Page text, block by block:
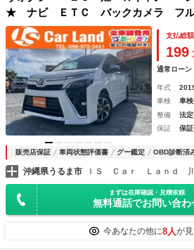
★ ナビ ＥＴＣ バックカメラ フル
ｏｏｔｈ ＤＶＤ再生 両側パワース
２０２５年製造タイヤ サンシェード
支払総額
199
通常ローン
年式
車検
車
整備
法
保証
保
販売店保証 車両状態評価書 グー鑑定 OBD診断済
沖縄県うるま市 ＩＳ Ｃａｒ Ｌａｎｄ
まずは在庫確認・見積依頼
無料通話でお問い合わ
今あなたの他に8人が